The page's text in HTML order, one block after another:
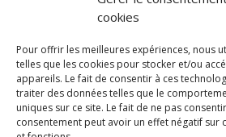
cookies
Pour offrir les meilleures expériences, nous
telles que les cookies pour stocker et/ou
appareils. Le fait de consentir à ces
traiter des données telles que le
uniques sur ce site. Le fait de ne pas
consentement peut avoir un effet négatif sur
FAIRE UN DON